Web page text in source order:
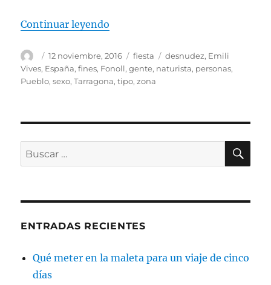
Continuar leyendo
Autor
Publicado
el
12 noviembre, 2016 Categorías
fiesta Etiquetas
desnudez, Emili
Vives, España,fines, Fonoll,gente, naturista, personas,
Pueblo,sexo,Tarragona,tipo,zona
Buscar
por:
ENTRADAS RECIENTES
Qué meter en la maleta para un viaje de cinco
días